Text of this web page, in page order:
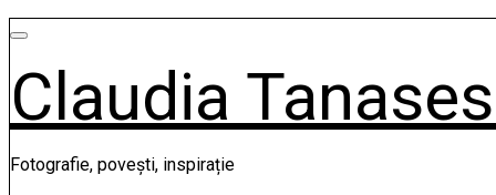
Claudia
Fotografie, povești, inspirație